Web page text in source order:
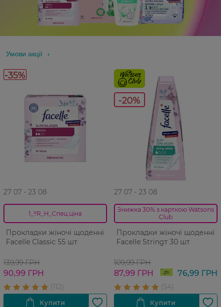
Умови акції
-35%
27 07 - 23 08
1_!!R_H_Спец.ціна
Прокладки жіночі щоденні
Facelle Classic 55 шт
139,99 ГРН
90,99 ГРН
-20%
27 07 - 23 08
Знижка 30% з карткою Watsons
Club
Прокладки жіночі щоденні
Facelle Stringт 30 шт
109,99 ГРН
87,99 ГРН 76,99 ГРН